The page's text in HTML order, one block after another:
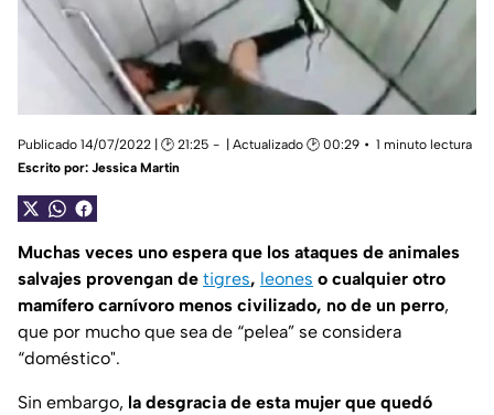
Publicado 14/07/2022 | 🕑 21:25 | Actualizado 🕑 00:29
1 minuto lectura
Escrito por: Jessica Martin
Muchas veces uno espera que los ataques de animales
salvajes provengan de tigres, leones o cualquier otro
mamífero carnívoro menos civilizado, no de un perro,
que por mucho que sea de “pelea” se considera
“doméstico".
Sin embargo, la desgracia de esta mujer que quedó